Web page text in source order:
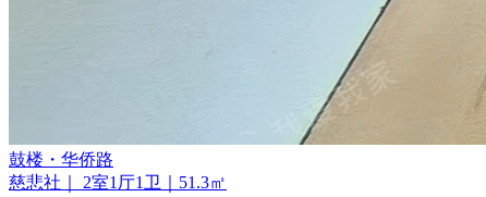
鼓楼・华侨路
慈悲社｜ 2室1厅1卫｜51.3㎡